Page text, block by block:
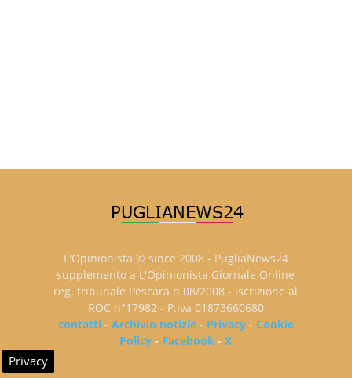
L'Opinionista © since 2008 - PugliaNews24
supplemento a L'Opinionista Giornale Online
reg. tribunale Pescara n.08/2008 - iscrizione al
ROC n°17982 - P.iva 01873660680
contatti- Archivio notizie- Privacy- Cookie
Policy - Facebook -X
Privacy